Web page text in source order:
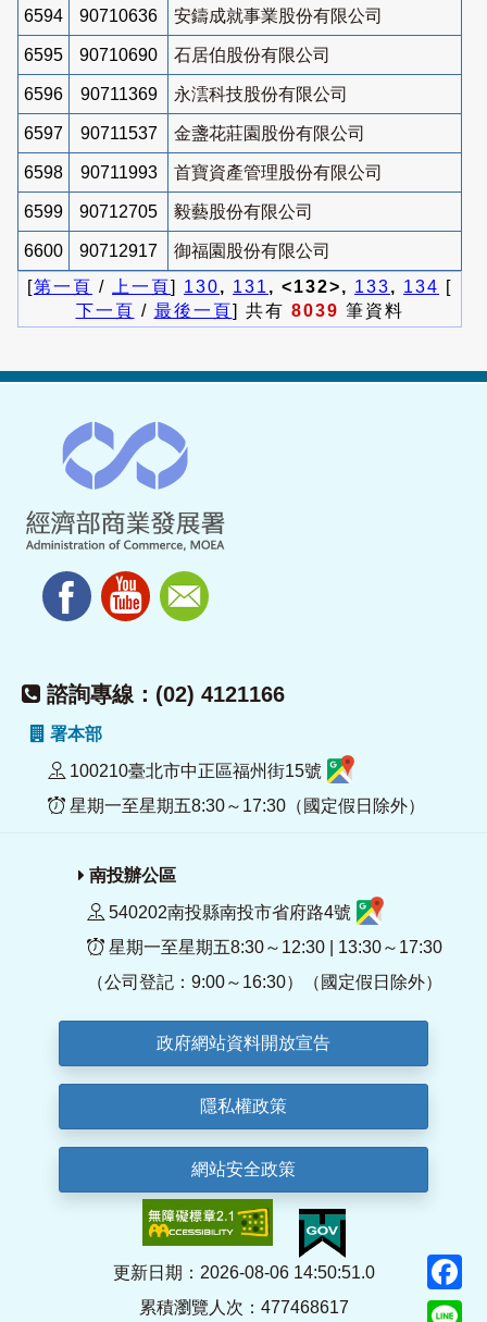
6594 90710636 安鑄成就事業股份有限公司
6595 90710690 石居伯股份有限公司
6596 90711369 永澐科技股份有限公司
6597 90711537 金盞花莊園股份有限公司
6598 90711993 首寶資產管理股份有限公司
6599 90712705 毅藝股份有限公司
6600 90712917
御福園股份有限公司
[第一頁 / 上一頁] 130, 131 , <132>, 133, 134 [
下一頁 / 最後一頁] 共有 8039 筆資料
諮詢專線：(02) 4121166
署本部
100210臺北市中正區福州街15號
星期一至星期五8:30～17:30（國定假日除外）
南投辦公區
540202南投縣南投市省府路4號
星期一至星期五8:30～12:30 | 13:30～17:30
（公司登記：9:00～16:30）（國定假日除外）
政府網站資料開放宣告
隱私權政策
網站安全政策
更新日期：2026-08-06 14:50:51.0
累積瀏覽人次：477468617